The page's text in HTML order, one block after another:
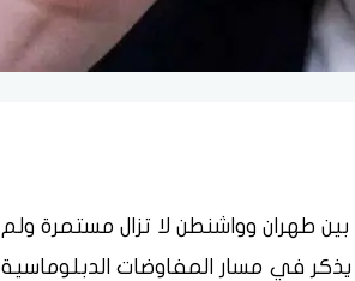
بين طهران وواشنطن لا تزال مستمرة ولم
في مسار المفاوضات الدبلوماسية